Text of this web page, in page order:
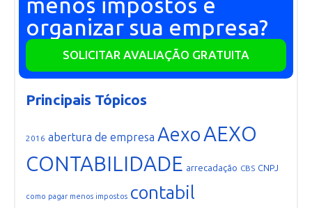
menos impostos e
organizar sua empresa?
SOLICITAR AVALIAÇÃO GRATUITA
Principais Tópicos
2016 abertura de empresa AexoAEXO
CONTABILIDADE arrecadação CBS CNPJ
como pagar menos impostos contabil